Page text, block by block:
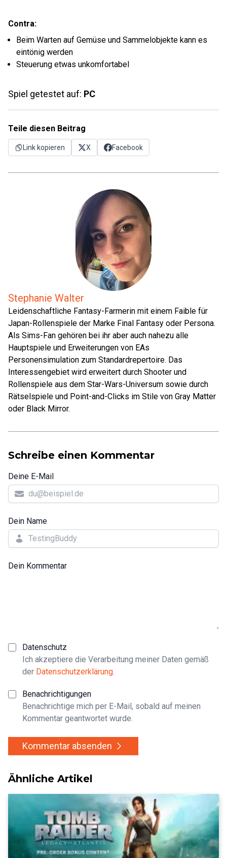
Contra:
Beim Warten auf Gemüse und Sammelobjekte kann es
eintönig werden
Steuerung etwas unkomfortabel
Spiel getestet auf: PC
Teile diesen Beitrag
Link kopieren X Facebook
Stephanie Walter
Leidenschaftliche Fantasy-Farmerin mit einem Faible für
Japan-Rollenspiele der Marke Final Fantasy oder Persona.
Als Sims-Fan gehören bei ihr aber auch nahezu alle
Hauptspiele und Erweiterungen von EAs
Personensimulation zum Standardrepertoire. Das
Interessengebiet wird erweitert durch Shooter und
Rollenspiele aus dem Star-Wars-Universum sowie durch
Rätselspiele und Point-and-Clicks im Stile von Gray Matter
oder Black Mirror.
Schreibe einen Kommentar
Deine E-Mail
Dein Name
Dein Kommentar
Datenschutz
Ich akzeptiere die Verarbeitung meiner Daten gemäß
der Datenschutzerklärung.
Benachrichtigungen
Benachrichtige mich per E-Mail, sobald auf meinen
Kommentar geantwortet wurde.
Kommentar absenden
Ähnliche Artikel